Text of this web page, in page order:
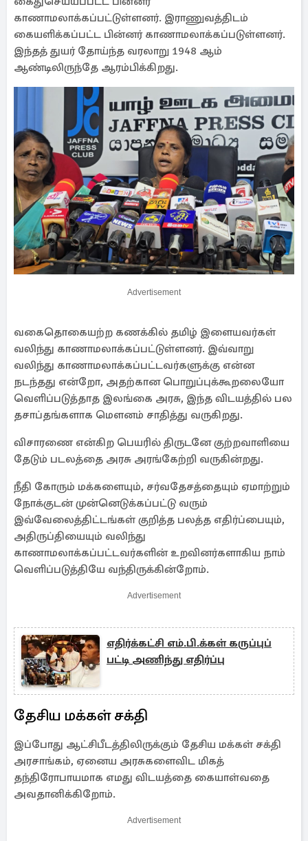
காணாமலாக்கப்பட்டுள்ளனர். இராணுவத்திடம்
கையளிக்கப்பட்ட பின்னர் காணாமலாக்கப்படுள்ளனர்.
இந்தத் துயர் தோய்ந்த வரலாறு 1948 ஆம்
ஆண்டிலிருந்தே ஆரம்பிக்கிறது.
Advertisement
வகைதொகையற்ற கணக்கில் தமிழ் இளையவர்கள்
வலிந்து காணாமலாக்கப்பட்டுள்ளனர். இவ்வாறு
வலிந்து காணாமலாக்கப்பட்டவர்களுக்கு என்ன
நடந்தது என்றோ, அதற்கான பொறுப்புக்கூறலையோ
வெளிப்படுத்தாத இலங்கை அரசு, இந்த விடயத்தில் பல
தசாப்தங்களாக மௌனம் சாதித்து வருகிறது.
விசாரணை என்கிற பெயரில் திருடனே குற்றவாளியை
தேடும் படலத்தை அரசு அரங்கேற்றி வருகின்றது.
நீதி கோரும் மக்களையும், சர்வதேசத்தையும் ஏமாற்றும்
நோக்குடன் முன்னெடுக்கப்பட்டு வரும்
இவ்வேலைத்திட்டங்கள் குறித்த பலத்த எதிர்ப்பையும்,
அதிருப்தியையும் வலிந்து
காணாமலாக்கப்பட்டவர்களின் உறவினர்களாகிய நாம்
வெளிப்படுத்தியே வந்திருக்கின்றோம்.
Advertisement
எதிர்க்கட்சி எம்.பி.க்கள் கருப்புப்
பட்டி அணிந்து எதிர்ப்பு
தேசிய மக்கள் சக்தி
இப்போது ஆட்சிபீடத்திலிருக்கும் தேசிய மக்கள் சக்தி
அரசாங்கம், ஏனைய அரசுகளைவிட மிகத்
தந்திரோபாயமாக எமது விடயத்தை கையாள்வதை
அவதானிக்கிறோம்.
Advertisement